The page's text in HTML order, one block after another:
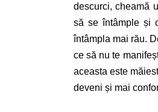
descurci, cheamă
să se întâmple și
întâmpla mai rău.
ce să nu te
aceasta este
deveni și mai